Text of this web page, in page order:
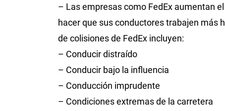
– Las empresas como FedEx aumentan
hacer que sus conductores trabajen más
de colisiones de FedEx incluyen:
– Conducir distraído
– Conducir bajo la influencia
– Conducción imprudente
– Condiciones extremas de la carretera